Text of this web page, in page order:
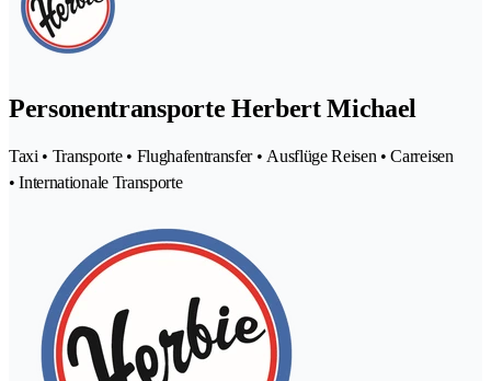
Personentransporte Herbert Michael
Taxi • Transporte • Flughafentransfer • Ausflüge Reisen • Carreisen
• Internationale Transporte